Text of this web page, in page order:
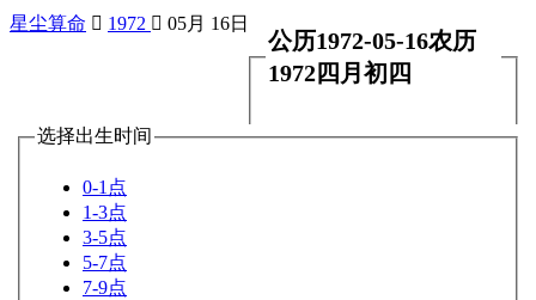
星尘算命  1972  05月 16日
公历1972-05-16农历
1972四月初四
选择出生时间
0-1点
1-3点
3-5点
5-7点
7-9点